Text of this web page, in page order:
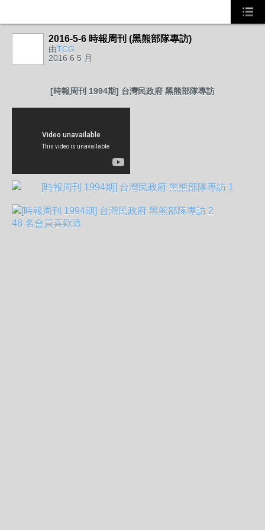
2016-5-6 時報周刊 (黑熊部隊專訪)
由TCG
2016 6 5 月
[時報周刊 1994期] 台灣民政府 黑熊部隊專訪
48 名會員喜歡這